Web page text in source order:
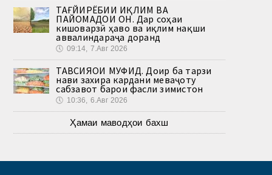
ТАҒЙИРЁБИИ ИҚЛИМ ВА
ПАЙОМАДҲОИ ОН. Дар соҳаи
кишоварзӣ ҳаво ва иқлим нақши
аввалиндараҷа доранд
🕔 09:14, 7.Авг 2026
ТАВСИЯҲОИ МУФИД. Доир ба тарзи
нави захира кардани меваҷоту
сабзавот барои фасли зимистон
🕔 10:36, 6.Авг 2026
Ҳамаи маводҳои бахш